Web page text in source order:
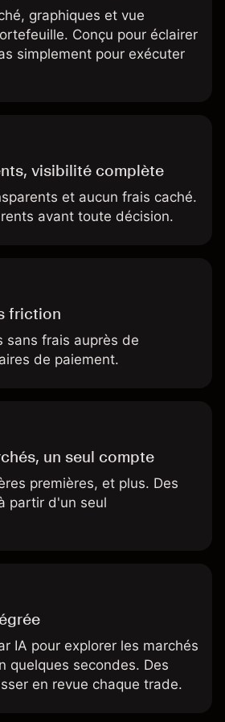
graphiques et vue
Conçu pour éclairer
simplement pour exécuter
visibilité complète
et aucun frais caché.
avant toute décision.
friction
sans frais auprès de
de paiement.
un seul compte
premières, et plus. Des
partir d'un seul
IA pour explorer les marchés
quelques secondes. Des
en revue chaque trade.